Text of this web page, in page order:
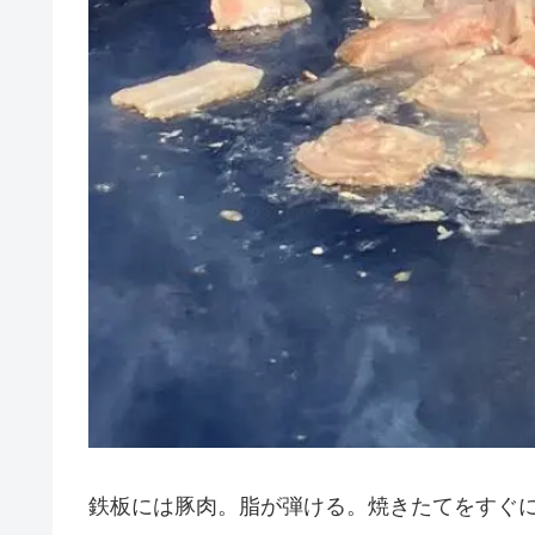
鉄板には豚肉。脂が弾ける。焼きたてをすぐ